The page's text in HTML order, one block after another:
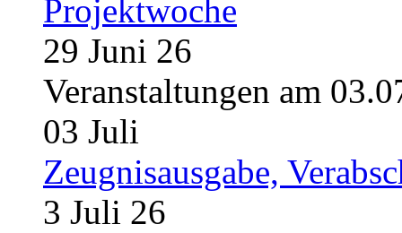
Projektwoche
29 Juni 26
Veranstaltungen am
03 Juli
Zeugnisausgabe,
3 Juli 26